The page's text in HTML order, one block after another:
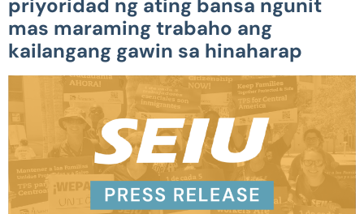
priyoridad ng ating bansa ngunit
mas maraming trabaho ang
kailangang gawin sa hinaharap